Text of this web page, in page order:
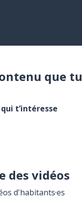
que tu
t’intéresse
des vidéos
d'habitants·es